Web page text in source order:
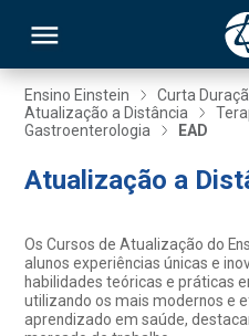
Ensino Einstein Curta
Atualização a Distância
Gastroenterologia
EAD
Atualização a
Os Cursos de Atualização do
alunos experiências únicas e
habilidades teóricas e práticas
utilizando os mais modernos e
aprendizado em saúde,